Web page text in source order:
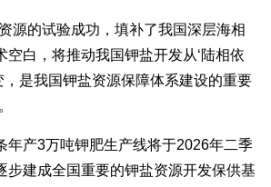
的试验成功，填补了我国深层海相
空白，将推动我国钾盐开发从‘陆相依
，是我国钾盐资源保障体系建设的重要
产3万吨钾肥生产线将于2026年二季
步建成全国重要的钾盐资源开发保供基